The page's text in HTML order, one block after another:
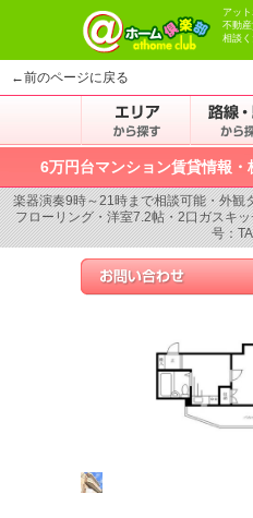
アッ
不動
相談く
←前のページに戻る
6万円台マンション賃貸情報
楽器演奏9時～21時まで相談可能・外観
フローリング・洋室7.2帖・2口ガスキ
号：